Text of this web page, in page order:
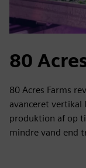
80
80 Acres Farms
avanceret
produktion af op
mindre vand end